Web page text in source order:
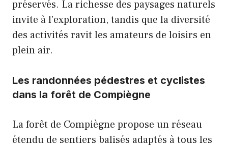
préservés. La richesse des paysages naturels
invite à l'exploration, tandis que la diversité
des activités ravit les amateurs de loisirs en
plein air.
Les randonnées pédestres et cyclistes
dans la forêt de Compiègne
La forêt de Compiègne propose un réseau
étendu de sentiers balisés adaptés à tous les